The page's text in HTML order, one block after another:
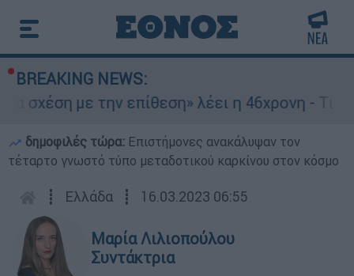
BREAKING NEWS:
την επίθεση» λέει η 46χρονη - Τι
δημοφιλές τώρα: Επιστήμονες ανακάλυψαν τον
τέταρτο γνωστό τύπο μεταδοτικού καρκίνου στον κόσμο
┋ Ελλάδα ┋ 16.03.2023 06:55
Μαρία Λιλιοπούλου
Συντάκτρια